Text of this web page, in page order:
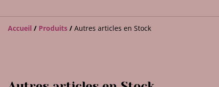
Accueil / Produits / Autres articles en Stock